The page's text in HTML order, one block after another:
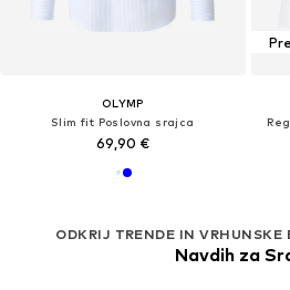
OLYMP
Slim fit Poslovna srajca
69,90 €
ODKRIJ TRENDE IN
Navdih za